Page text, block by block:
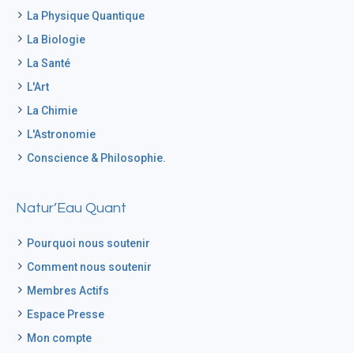
La Physique Quantique
La Biologie
La Santé
L'Art
La Chimie
L'Astronomie
Conscience & Philosophie.
Natur’Eau Quant
Pourquoi nous soutenir
Comment nous soutenir
Membres Actifs
Espace Presse
Mon compte